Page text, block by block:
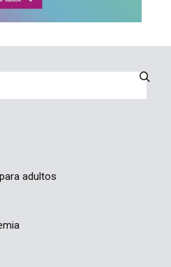
adultos